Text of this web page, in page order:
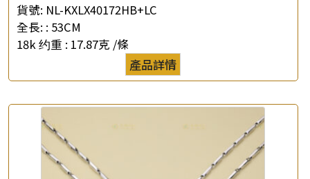
產品查詢
*你的名字
*e-mail
貨號: NL-KXLX40172HB+LC
全長: : 53CM
18k 约重 : 17.87克 /條
產品詳情